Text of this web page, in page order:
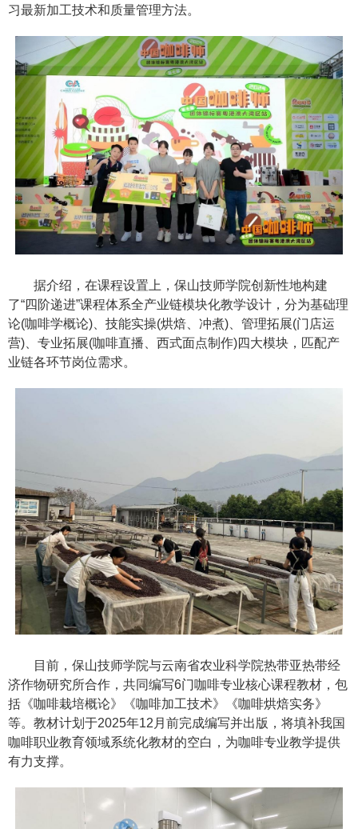
习最新加工技术和质量管理方法。
据介绍，在课程设置上，保山技师学院创新性地构建
了“四阶递进”课程体系全产业链模块化教学设计，分为基础理
论(咖啡学概论)、技能实操(烘焙、冲煮)、管理拓展(门店运
营)、专业拓展(咖啡直播、西式面点制作)四大模块，匹配产
业链各环节岗位需求。
目前，保山技师学院与云南省农业科学院热带亚热带经
济作物研究所合作，共同编写6门咖啡专业核心课程教材，包
括《咖啡栽培概论》《咖啡加工技术》《咖啡烘焙实务》
等。教材计划于2025年12月前完成编写并出版，将填补我国
咖啡职业教育领域系统化教材的空白，为咖啡专业教学提供
有力支撑。